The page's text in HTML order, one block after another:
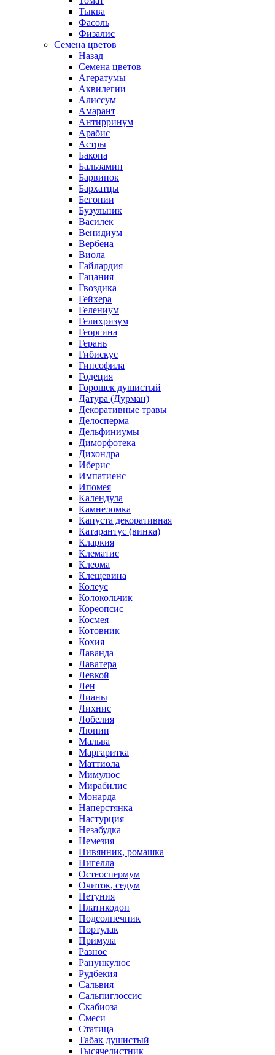
Тыква
Фасоль
Физалис
Семена цветов
Назад
Семена цветов
Агератумы
Аквилегии
Алиссум
Амарант
Антирринум
Арабис
Астры
Бакопа
Бальзамин
Барвинок
Бархатцы
Бегонии
Бузульник
Василек
Венидиум
Вербена
Виола
Гайлардия
Гацания
Гвоздика
Гейхера
Гелениум
Гелихризум
Георгина
Герань
Гибискус
Гипсофила
Годеция
Горошек душистый
Датура (Дурман)
Декоративные травы
Делосперма
Дельфиниумы
Диморфотека
Дихондра
Иберис
Импатиенс
Ипомея
Календула
Камнеломка
Капуста декоративная
Катарантус (винка)
Кларкия
Клематис
Клеома
Клещевина
Колеус
Колокольчик
Кореопсис
Космея
Котовник
Кохия
Лаванда
Лаватера
Левкой
Лен
Лианы
Лихнис
Лобелия
Люпин
Мальва
Маргаритка
Маттиола
Мимулюс
Мирабилис
Монарда
Наперстянка
Настурция
Незабудка
Немезия
Нивянник, ромашка
Нигелла
Остеоспермум
Очиток, седум
Петуния
Платикодон
Подсолнечник
Портулак
Примула
Разное
Ранункулюс
Рудбекия
Сальвия
Сальпиглоссис
Скабиоза
Смеси
Статица
Табак душистый
Тысячелистник